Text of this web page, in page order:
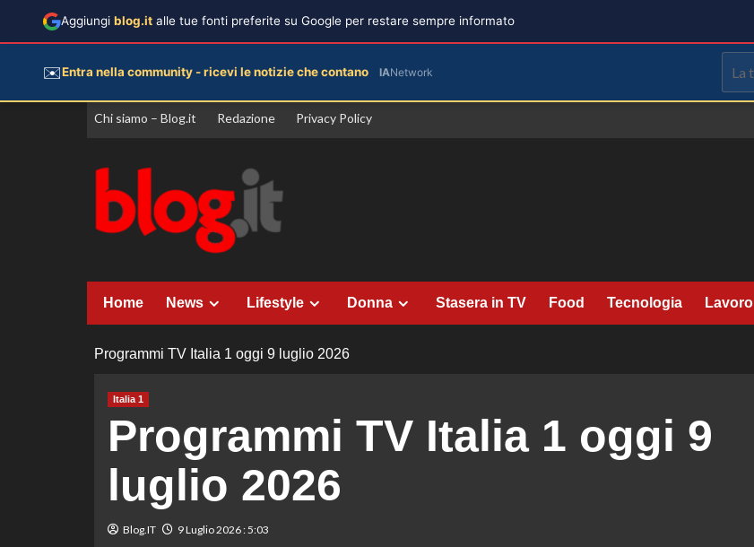
Vai
Chi siamo – Blog.it Redazione Privacy Policy
Home News Lifestyle Donna Stasera in TV Food Tecnologia Lavoro
Programmi TV Italia 1 oggi 9 luglio 2026
Italia 1
Programmi TV Italia 1 oggi 9
luglio 2026
Blog.IT 9 Luglio 2026 : 5:03
Aggiungi blog.it alle tue fonti preferite su Google per restare sempre informato
✉️Entra nella community - ricevi le notizie che contano IANetwork